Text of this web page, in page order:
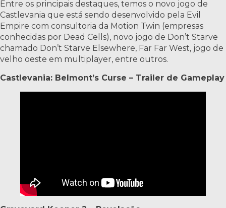
Entre os principais destaques, temos o novo jogo de
Castlevania que está sendo desenvolvido pela Evil
Empire com consultoria da Motion Twin (empresas
conhecidas por Dead Cells), novo jogo de Don’t Starve
chamado Don’t Starve Elsewhere, Far Far West, jogo de
velho oeste em multiplayer, entre outros.
Castlevania: Belmont’s Curse – Trailer de Gameplay